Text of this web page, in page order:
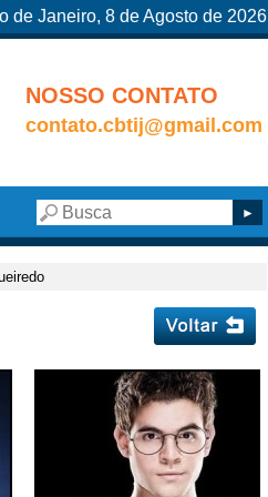
de Janeiro, 8 de Agosto de 2026
NOSSO CONTATO
contato.cbtij@gmail.com